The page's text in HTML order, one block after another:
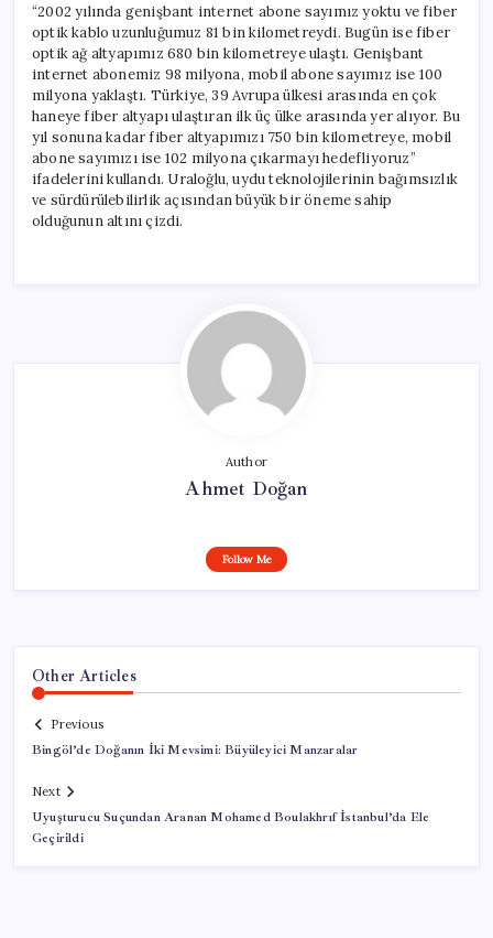
“2002 yılında genişbant internet abone sayımız yoktu ve fiber
optik kablo uzunluğumuz 81 bin kilometreydi. Bugün ise fiber
optik ağ altyapımız 680 bin kilometreye ulaştı. Genişbant
internet abonemiz 98 milyona, mobil abone sayımız ise 100
milyona yaklaştı. Türkiye, 39 Avrupa ülkesi arasında en çok
haneye fiber altyapı ulaştıran ilk üç ülke arasında yer alıyor. Bu
yıl sonuna kadar fiber altyapımızı 750 bin kilometreye, mobil
abone sayımızı ise 102 milyona çıkarmayı hedefliyoruz”
ifadelerini kullandı. Uraloğlu, uydu teknolojilerinin bağımsızlık
ve sürdürülebilirlik açısından büyük bir öneme sahip
olduğunun altını çizdi.
Author
Ahmet Doğan
Follow Me
Other Articles
Previous
Bingöl’de Doğanın İki Mevsimi: Büyüleyici Manzaralar
Next
Uyuşturucu Suçundan Aranan Mohamed Boulakhrıf İstanbul’da Ele
Geçirildi